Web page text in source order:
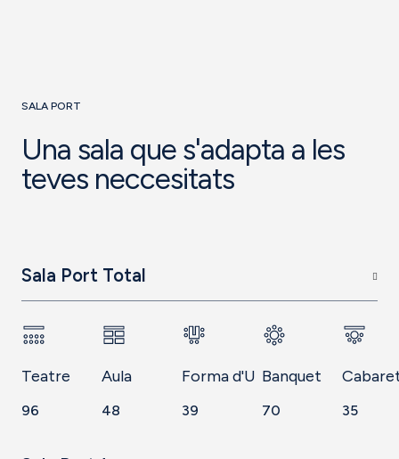
SALA PORT
Una sala que s'adapta a les
teves neccesitats
Sala Port Total
Teatre
96
Aula
48
Forma d'U
39
Banquet
70 35